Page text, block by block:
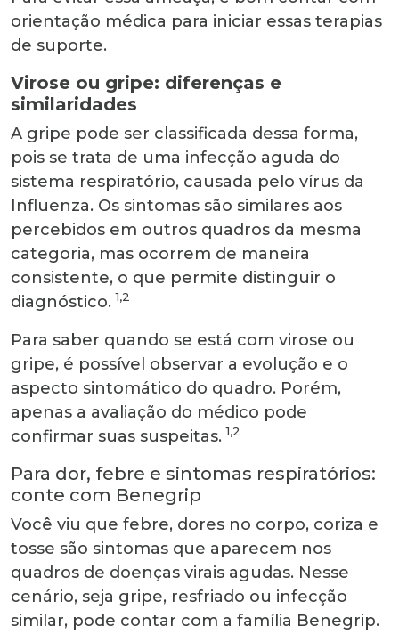
orientação médica para iniciar essas terapias
de suporte.
Virose ou gripe: diferenças e
similaridades
A gripe pode ser classificada dessa forma,
pois se trata de uma infecção aguda do
sistema respiratório, causada pelo vírus da
Influenza. Os sintomas são similares aos
percebidos em outros quadros da mesma
categoria, mas ocorrem de maneira
consistente, o que permite distinguir o
diagnóstico. 1,2
Para saber quando se está com virose ou
gripe, é possível observar a evolução e o
aspecto sintomático do quadro. Porém,
apenas a avaliação do médico pode
confirmar suas suspeitas. 1,2
Para dor, febre e sintomas respiratórios:
conte com Benegrip
Você viu que febre, dores no corpo, coriza e
tosse são sintomas que aparecem nos
quadros de doenças virais agudas. Nesse
cenário, seja gripe, resfriado ou infecção
similar, pode contar com a família Benegrip.